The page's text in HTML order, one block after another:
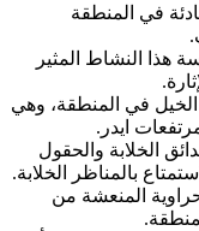
في المنطقة
هذا النشاط المثير
في المنطقة، وهي
ايدر.
الخلابة والحقول
بالمناظر الخلابة.
المنعشة من